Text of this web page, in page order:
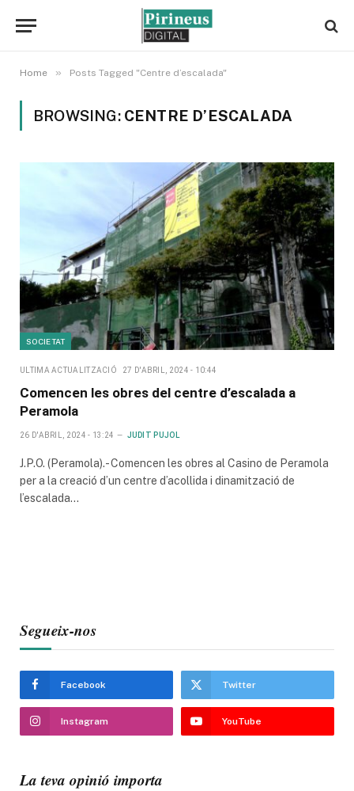
Home » Posts Tagged "Centre d’escalada"
BROWSING: CENTRE D’ESCALADA
SOCIETAT
ULTIMA ACTUALITZACIÓ 27 D'ABRIL, 2024 - 10:44
Comencen les obres del centre d’escalada a
Peramola
26 D'ABRIL, 2024 - 13:24 JUDIT PUJOL
J.P.O. (Peramola).- Comencen les obres al Casino de Peramola
per a la creació d’un centre d’acollida i dinamització de
l’escalada…
Segueix-nos
Facebook Twitter
Instagram YouTube
La teva opinió importa